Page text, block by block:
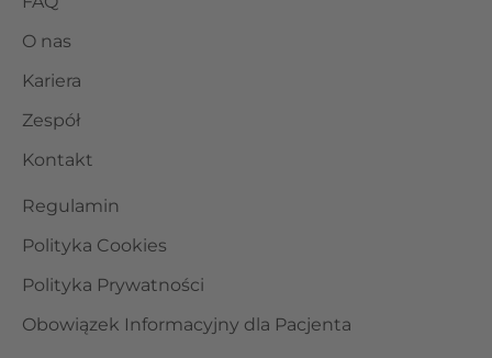
O nas
Kariera
Zespół
Kontakt
Regulamin
Polityka Cookies
Polityka Prywatności
Obowiązek Informacyjny dla Pacjenta